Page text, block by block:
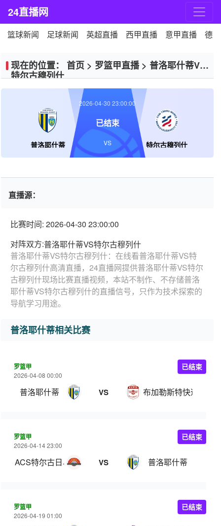
24直播网
篮球新闻 足球新闻 英超直播 西甲直播 意甲直播 德
现在的位置： 首页 > 罗篮甲直播> 普洛耶什蒂VS
特尔古穆列什
普洛耶什蒂 特尔古穆列什
2026-04-30 23:00:00
已结束
VS
直播源：
比赛时间: 2026-04-30 23:00:00
对阵双方:普洛耶什蒂VS特尔古穆列什
普洛耶什蒂VS特尔古穆列什：在线看普洛耶什蒂VS特
尔古穆列什高清直播，24直播网提供普洛耶什蒂VS特尔
古穆列什现场比赛直播视频，本站不制作、不存储普洛
耶什蒂VS特尔古穆列什的直播信号，只作为技术探索的
导航学习用途。
普洛耶什蒂相关比赛
罗篮甲
2026-04-08 00:00
普洛耶什蒂 VS 布加勒斯特快速
已结束
罗篮甲
2026-04-14 23:00
ACS特尔古日乌 VS 普洛耶什蒂
已结束
罗篮甲
2026-04-19 01:00
已结束